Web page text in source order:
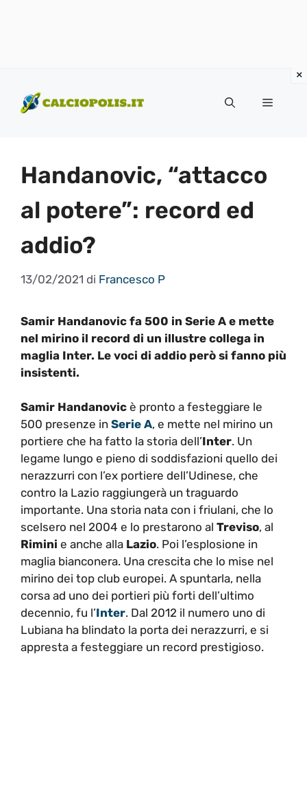
contenuto
Menu
Handanovic, “attacco
al potere”: record ed
addio?
13/02/2021 di Francesco P
Samir Handanovic fa 500 in Serie A e mette
nel mirino il record di un illustre collega in
maglia Inter. Le voci di addio però si fanno più
insistenti.
Samir Handanovic è pronto a festeggiare le
500 presenze in Serie A, e mette nel mirino un
portiere che ha fatto la storia dell’Inter. Un
legame lungo e pieno di soddisfazioni quello dei
nerazzurri con l’ex portiere dell’Udinese, che
contro la Lazio raggiungerà un traguardo
importante. Una storia nata con i friulani, che lo
scelsero nel 2004 e lo prestarono al Treviso, al
Rimini e anche alla Lazio. Poi l’esplosione in
maglia bianconera. Una crescita che lo mise nel
mirino dei top club europei. A spuntarla, nella
corsa ad uno dei portieri più forti dell’ultimo
decennio, fu l’Inter. Dal 2012 il numero uno di
Lubiana ha blindato la porta dei nerazzurri, e si
appresta a festeggiare un record prestigioso.